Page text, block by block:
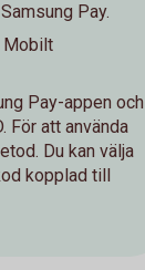
Pay.
Mobilt
Pay-appen och
För att använda
Du kan välja
kopplad till